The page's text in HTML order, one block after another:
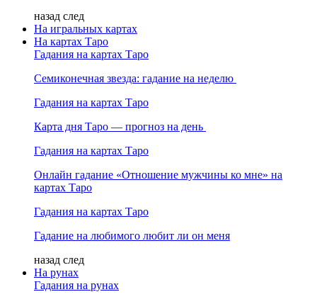
назад след
На игральных картах
На картах Таро
Гадания на картах Таро
Семиконечная звезда: гадание на неделю
Гадания на картах Таро
Карта дня Таро — прогноз на день
Гадания на картах Таро
Онлайн гадание «Отношение мужчины ко мне» на
картах Таро
Гадания на картах Таро
Гадание на любимого любит ли он меня
назад след
На рунах
Гадания на рунах